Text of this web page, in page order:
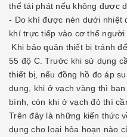
thể tái phát nếu không được
- Do khí được nén dưới nhiệt
khí trực tiếp vào cơ thể người
Khi bảo quản thiết bị tránh
55 độ C. Trước khi sử dụng
thiết bị, nếu đồng hồ đo áp
dụng, khi ở vạch vàng thì
bình, còn khi ở vạch đỏ thì
Trên đây là những kiến thức
dụng cho loại hỏa hoạn nào